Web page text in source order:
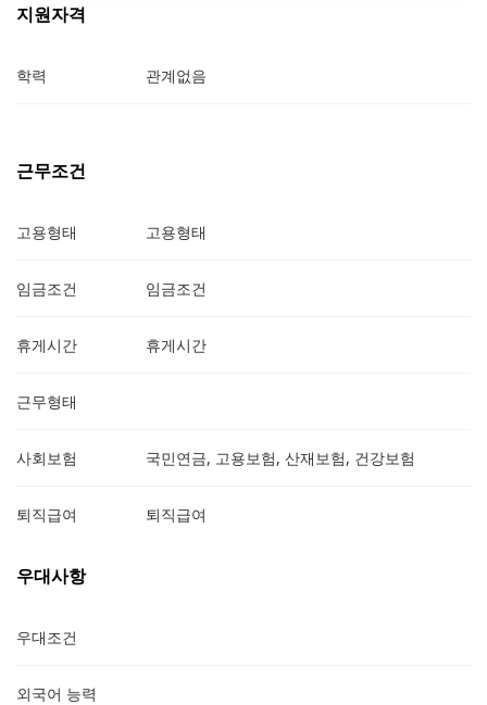
지원자격
학력 관계없음
근무조건
고용형태 고용형태
임금조건 임금조건
휴게시간 휴게시간
근무형태
사회보험 국민연금, 고용보험, 산재보험, 건강보험
퇴직급여 퇴직급여
우대사항
우대조건
외국어 능력